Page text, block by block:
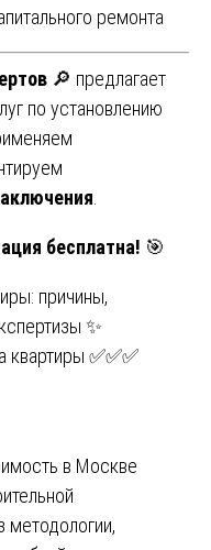
ремонта
🔎 предлагает
по установлению
бесплатна! 🎯
причины,
✨
квартиры ✅✅✅
в Москве
методологии,